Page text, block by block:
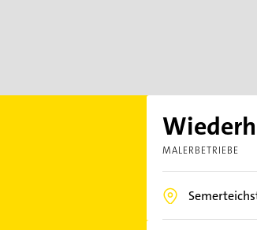
MALERBETRIEBE